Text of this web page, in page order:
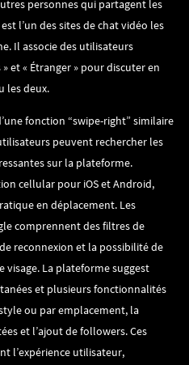
personnes qui partagent les
l’un des sites de chat vidéo les
Il associe des utilisateurs
et « Étranger » pour discuter en
les deux.
fonction “swipe-right” similaire
peuvent rechercher les
sur la plateforme.
cellular pour iOS et Android,
en déplacement. Les
comprennent des filtres de
reconnexion et la possibilité de
La plateforme suggest
et plusieurs fonctionnalités
ou par emplacement, la
et l’ajout de followers. Ces
l’expérience utilisateur,